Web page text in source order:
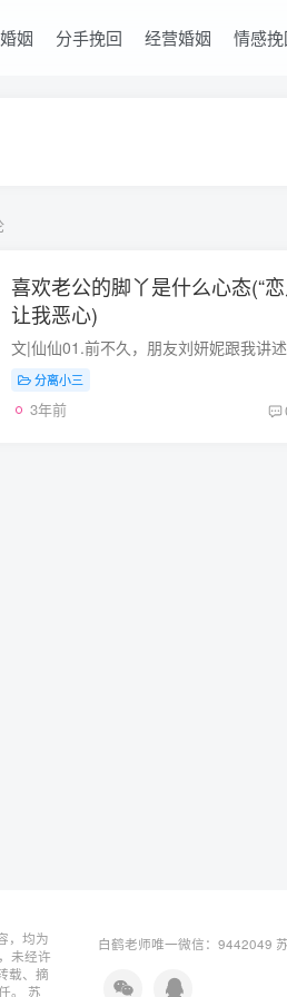
姻 分手挽回 经营婚姻 情感挽
喜欢老公的脚丫是什么心态(“
让我恶心)
分离小三
3年前
，均为
未经许
载、摘
。 苏
白鹤老师唯一微信：9442049